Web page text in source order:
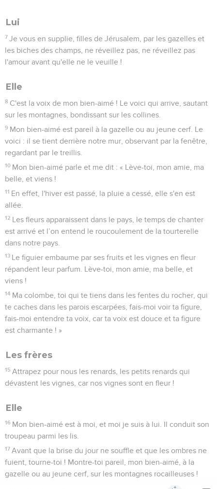
Lui
7 Je vous en supplie, filles de Jérusalem, par les gazelles et
les biches des champs, ne réveillez pas, ne réveillez pas
l'amour avant qu'elle ne le veuille !
Elle
8 C'est la voix de mon bien-aimé ! Le voici qui arrive, sautant
sur les montagnes, bondissant sur les collines.
9 Mon bien-aimé est pareil à la gazelle ou au jeune cerf. Le
voici : il se tient derrière notre mur, observant par la fenêtre,
regardant par le treillis.
10 Mon bien-aimé parle et me dit : « Lève-toi, mon amie, ma
belle, et viens !
11 En effet, l'hiver est passé, la pluie a cessé, elle s'en est
allée.
12 Les fleurs apparaissent dans le pays, le temps de chanter
est arrivé et l’on entend le roucoulement de la tourterelle
dans notre pays.
13 Le figuier embaume par ses fruits et les vignes en fleur
répandent leur parfum. Lève-toi, mon amie, ma belle, et
viens !
14 Ma colombe, toi qui te tiens dans les fentes du rocher, qui
te caches dans les parois escarpées, fais-moi voir ta figure,
fais-moi entendre ta voix, car ta voix est douce et ta figure
est charmante ! »
Les frères
15 Attrapez pour nous les renards, les petits renards qui
dévastent les vignes, car nos vignes sont en fleur !
Elle
16 Mon bien-aimé est à moi, et moi je suis à lui. Il conduit son
troupeau parmi les lis.
17 Avant que la brise du jour ne souffle et que les ombres ne
fuient, tourne-toi ! Montre-toi pareil, mon bien-aimé, à la
gazelle ou au jeune cerf, sur les montagnes rocailleuses !